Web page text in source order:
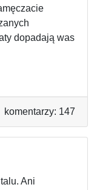
dopadają was
komentarzy: 147
Ani